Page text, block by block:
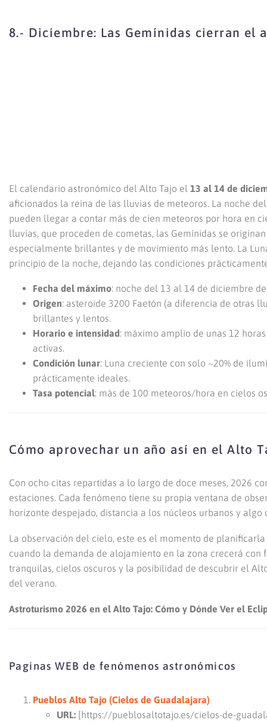
8.- Diciembre: Las Gemínidas cierran el
El calendario astronómico del Alto Tajo el 13 al 14 de
aficionados la reina de las lluvias de meteoros. La noche
pueden llegar a contar más de cien meteoros por hora en
lluvias, que proceden de cometas, las Gemínidas se
especialmente brillantes y de movimiento más lento. La
principio de la noche, dejando las condiciones
Fecha del máximo: noche del 13 al 14 de diciembre
Origen: asteroide 3200 Faetón (a diferencia de otras
brillantes y lentos.
Horario e intensidad: máximo amplio de unas 12
activas.
Condición lunar: Luna creciente con solo ~20% de
prácticamente ideales.
Tasa potencial: más de 100 meteoros/hora en cielos
Cómo aprovechar un año así en el Alto
Con ocho citas repartidas a lo largo de doce meses, 2026
estaciones. Cada fenómeno tiene su propia ventana de
horizonte despejado, distancia a los núcleos urbanos y
La observación del cielo, este es el momento de
cuando la demanda de alojamiento en la zona crecerá con
tranquilas, cielos oscuros y la posibilidad de descubrir el
del verano.
Astroturismo 2026 en el Alto Tajo: Cómo y Dónde Ver el
Paginas WEB de fenómenos astronómicos
Pueblos Alto Tajo (Cielos de Guadalajara)
URL: [https://pueblosaltotajo.es/cielos-de-